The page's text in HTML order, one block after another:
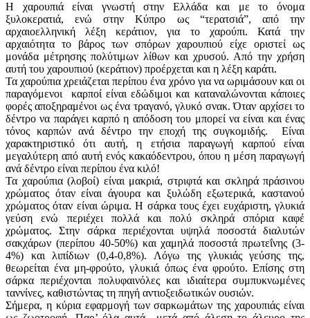
Η χαρουπιά είναι γνωστή στην Ελλάδα και με το όνομα
ξυλοκερατιά, ενώ στην Κύπρο ως “τερατσιά”, από την
αρχαιοελληνική λέξη κεράτιον, για το χαρούπι. Κατά την
αρχαιότητα το βάρος των σπόρων χαρουπιού είχε οριστεί ως
μονάδα μέτρησης πολύτιμων λίθων και χρυσού. Από την χρήση
αυτή του χαρουπιού (κεράτιον) προέρχεται και η λέξη καράτι.
Τα χαρούπια χρειάζεται περίπου ένα χρόνο για να ωριμάσουν και οι
παραγόμενοι καρποί είναι εδώδιμοι και καταναλώνονται κάποιες
φορές αποξηραμένοι ως ένα τραγανό, γλυκό σνακ. Όταν αρχίσει το
δέντρο να παράγει καρπό η απόδοση του μπορεί να είναι και ένας
τόνος καρπών ανά δέντρο την εποχή της συγκομιδής. Είναι
χαρακτηριστικό ότι αυτή, η ετήσια παραγωγή καρπού είναι
μεγαλύτερη από αυτή ενός κακαόδεντρου, όπου η μέση παραγωγή
ανά δέντρο είναι περίπου ένα κιλό!
Τα χαρούπια (λοβοί) είναι μακριά, στριφτά και σκληρά πράσινου
χρώματος όταν είναι άγουρα και ξυλώδη εξωτερικά, καστανού
χρώματος όταν είναι ώριμα. Η σάρκα τους έχει ευχάριστη, γλυκιά
γεύση ενώ περιέχει πολλά και πολύ σκληρά σπόρια καφέ
χρώματος. Στην σάρκα περιέχονται υψηλά ποσοστά διαλυτών
σακχάρων (περίπου 40-50%) και χαμηλά ποσοστά πρωτεΐνης (3-
4%) και λιπίδιων (0,4-0,8%). Λόγω της γλυκιάς γεύσης της,
θεωρείται ένα μη-φρούτο, γλυκιά όπως ένα φρούτο. Επίσης στη
σάρκα περιέχονται πολυφαινόλες και ιδιαίτερα συμπυκνωμένες
ταννίνες, καθιστώντας τη πηγή αντιοξειδωτικών ουσιών.
Σήμερα, η κύρια εφαρμογή των σαρκωμάτων της χαρουπιάς είναι